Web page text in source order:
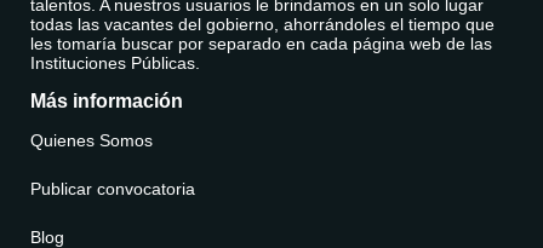
talentos. A nuestros usuarios le brindamos en un solo lugar
todas las vacantes del gobierno, ahorrándoles el tiempo que
les tomaría buscar por separado en cada página web de las
Instituciones Públicas.
Más información
Quienes Somos
Publicar convocatoria
Blog